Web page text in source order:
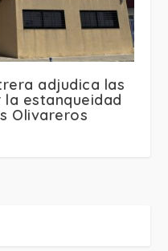
adjudica las
estanqueidad
Olivareros